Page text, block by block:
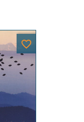
favorite_border